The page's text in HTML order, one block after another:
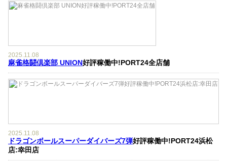
2025.11.08
麻雀格闘倶楽部 UNION好評稼働中!PORT24全店舗
2025.11.08
ドラゴンボールスーパーダイバーズ7弾好評稼働中!PORT24浜松
店:幸田店